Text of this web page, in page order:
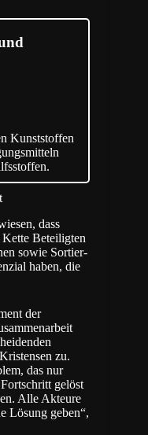
Kunststoffen
dass
Beteiligten
sowie Sortier-
haben, die
der
zu.
das nur
gelöst
Alle Akteure
Lösung geben“,